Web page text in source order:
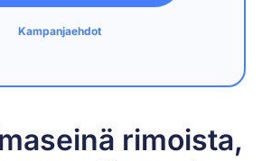
Kampanjaehdot
rimoista,